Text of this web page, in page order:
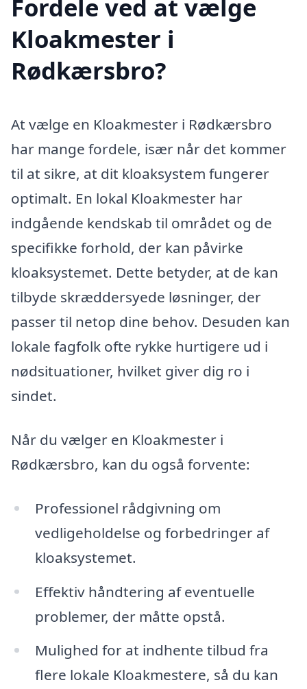
Fordele ved at vælge
Kloakmester i
Rødkærsbro?
At vælge en Kloakmester i Rødkærsbro
har mange fordele, især når det kommer
til at sikre, at dit kloaksystem fungerer
optimalt. En lokal Kloakmester har
indgående kendskab til området og de
specifikke forhold, der kan påvirke
kloaksystemet. Dette betyder, at de kan
tilbyde skræddersyede løsninger, der
passer til netop dine behov. Desuden kan
lokale fagfolk ofte rykke hurtigere ud i
nødsituationer, hvilket giver dig ro i
sindet.
Når du vælger en Kloakmester i
Rødkærsbro, kan du også forvente:
Professionel rådgivning om
vedligeholdelse og forbedringer af
kloaksystemet.
Effektiv håndtering af eventuelle
problemer, der måtte opstå.
Mulighed for at indhente tilbud fra
flere lokale Kloakmestere, så du kan